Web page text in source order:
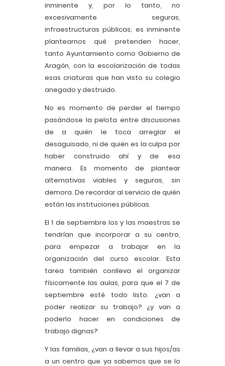
inminente y, por lo tanto, no
excesivamente seguras,
infraestructuras públicas; es inminente
plantearnos qué pretenden hacer,
tanto Ayuntamiento como Gobierno de
Aragón, con la escolarización de todas
esas criaturas que han visto su colegio
anegado y destruido.
No es momento de perder el tiempo
pasándose la pelota entre discusiones
de a quién le toca arreglar el
desaguisado, ni de quién es la culpa por
haber construido ahí y de esa
manera. Es momento de plantear
alternativas viables y seguras, sin
demora. De recordar al servicio de quién
están las instituciones públicas.
El 1 de septiembre los y las maestras se
tendrían que incorporar a su centro,
para empezar a trabajar en la
organización del curso escolar. Esta
tarea también conlleva el organizar
físicamente las aulas, para que el 7 de
septiembre esté todo listo. ¿van a
poder realizar su trabajo? ¿y van a
poderlo hacer en condiciones de
trabajo dignas?
Y las familias, ¿van a llevar a sus hijos/as
a un centro que ya sabemos que se lo